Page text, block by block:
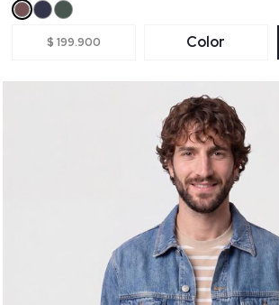
$ 199.900 Color